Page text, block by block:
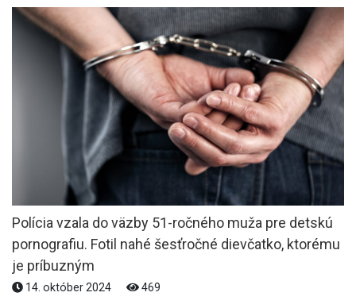
Polícia vzala do väzby 51-ročného muža pre detskú
pornografiu. Fotil nahé šesťročné dievčatko, ktorému
je príbuzným
14. október 2024 469